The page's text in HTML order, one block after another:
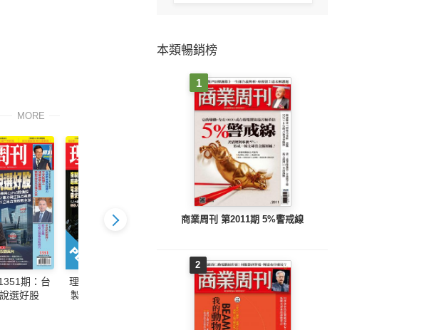
MORE
期：台
選好股
理財周刊1350期：複
製記憶體超級大循環
理財周刊1349期：美
光大賺 帶旺記憶體股
SPHBM4＋AI玻璃新飆
股
本類暢銷榜
1
商業周刊 第2011期 5%警戒線
2